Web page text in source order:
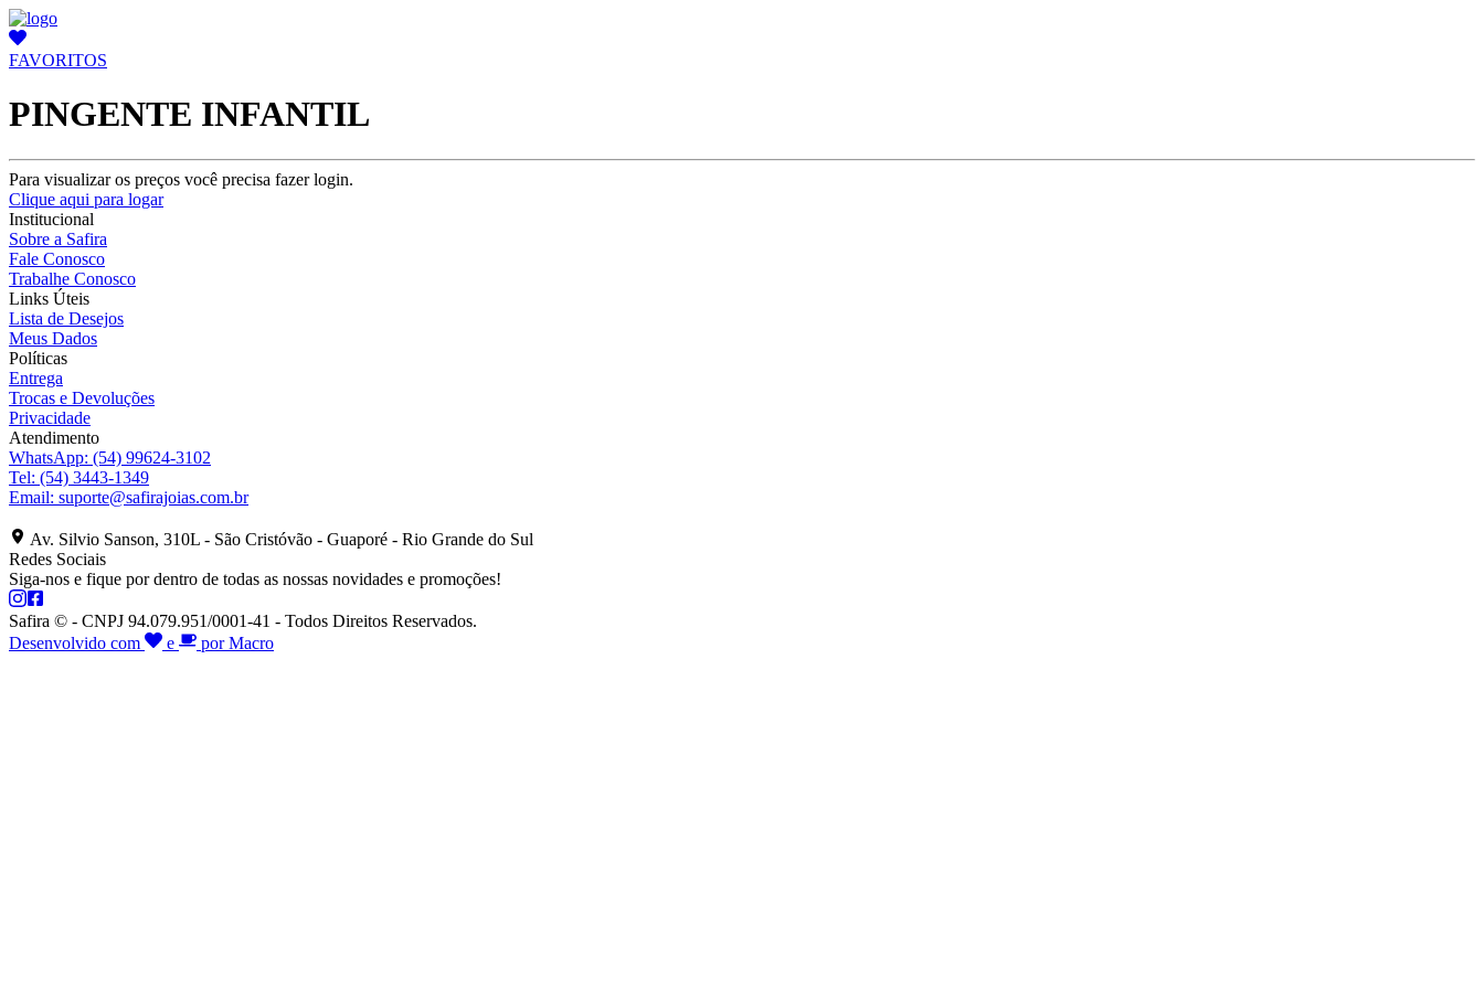
FAVORITOS
PINGENTE INFANTIL
Para visualizar os preços você precisa fazer login.
Clique aqui para logar
Institucional
Sobre a Safira
Fale Conosco
Trabalhe Conosco
Links Úteis
Lista de Desejos
Meus Dados
Políticas
Entrega
Trocas e Devoluções
Privacidade
Atendimento
WhatsApp: (54) 99624-3102
Tel: (54) 3443-1349
Email: suporte@safirajoias.com.br
Av. Silvio Sanson, 310L - São Cristóvão - Guaporé - Rio Grande do Sul
Redes Sociais
Siga-nos e fique por dentro de todas as nossas novidades e promoções!
Safira © - CNPJ 94.079.951/0001-41 - Todos Direitos Reservados.
Desenvolvido com
e por Macro